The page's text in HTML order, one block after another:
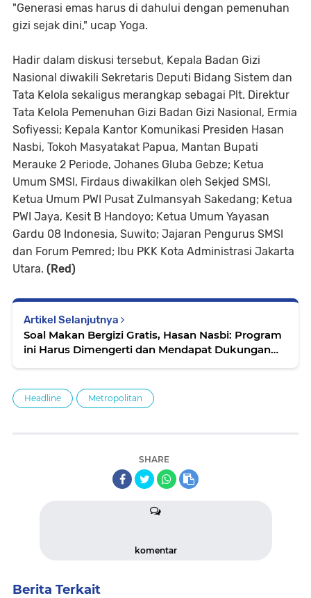
"Generasi emas harus di dahului dengan pemenuhan
gizi sejak dini," ucap Yoga.
Hadir dalam diskusi tersebut, Kepala Badan Gizi
Nasional diwakili Sekretaris Deputi Bidang Sistem dan
Tata Kelola sekaligus merangkap sebagai Plt. Direktur
Tata Kelola Pemenuhan Gizi Badan Gizi Nasional, Ermia
Sofiyessi; Kepala Kantor Komunikasi Presiden Hasan
Nasbi, Tokoh Masyatakat Papua, Mantan Bupati
Merauke 2 Periode, Johanes Gluba Gebze; Ketua
Umum SMSI, Firdaus diwakilkan oleh Sekjed SMSI,
Ketua Umum PWI Pusat Zulmansyah Sakedang; Ketua
PWI Jaya, Kesit B Handoyo; Ketua Umum Yayasan
Gardu 08 Indonesia, Suwito; Jajaran Pengurus SMSI
dan Forum Pemred; Ibu PKK Kota Administrasi Jakarta
Utara. (Red)
Artikel Selanjutnya
Soal Makan Bergizi Gratis, Hasan Nasbi: Program
ini Harus Dimengerti dan Mendapat Dukungan
Headline Metropolitan
SHARE
komentar
Berita Terkait